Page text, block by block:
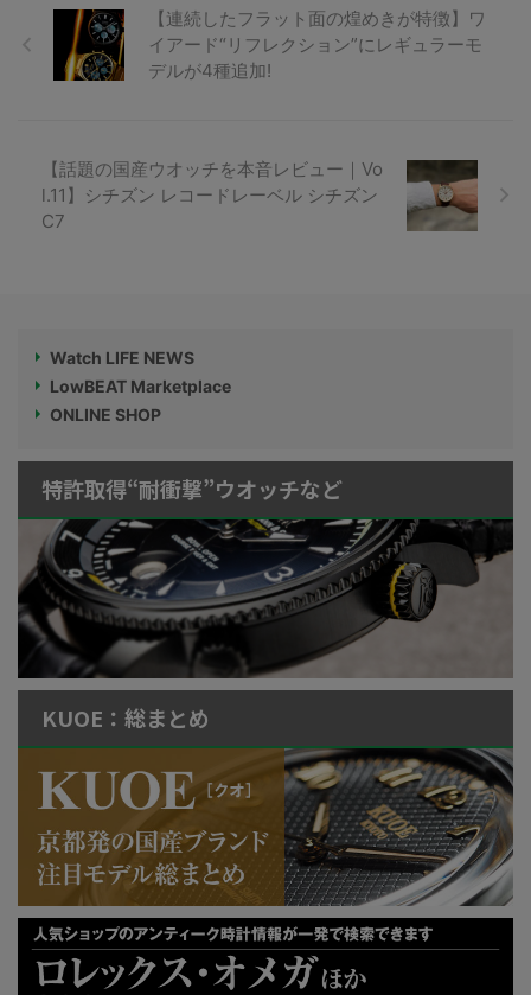
【連続したフラット面の煌めきが特徴】ワ
イアード“リフレクション”にレギュラーモ
デルが4種追加!
【話題の国産ウオッチを本音レビュー｜Vo
l.11】シチズン レコードレーベル シチズン
C7
Watch LIFE NEWS
LowBEAT Marketplace
ONLINE SHOP
特許取得“耐衝撃”ウオッチなど
KUOE：総まとめ